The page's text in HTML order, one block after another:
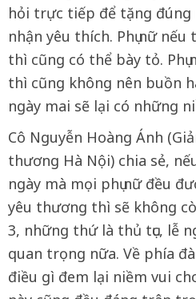
hỏi trực tiếp để tặng đúng
nhận yêu thích. Phụ nữ
thì cũng có thể bày tỏ. Phụ
thì cũng không nên buồn
ngày mai sẽ lại có những
Cô Nguyễn Hoàng Ánh
thương Hà Nội) chia sẻ,
ngày mà mọi phụ nữ đều
yêu thương thì sẽ không
3, những thứ là thủ tục, lễ
quan trọng nữa. Về phía
điều gì đem lại niềm vui